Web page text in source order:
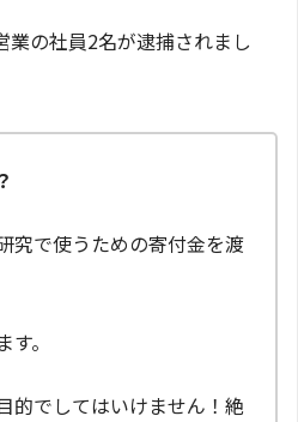
業の社員2名が逮捕されまし
究で使うための寄付金を渡
。
的でしてはいけません！絶